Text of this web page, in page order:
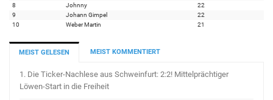
8
Johnny
22
9
Johann Gimpel
22
10
Weber Martin 21
MEIST GELESEN MEIST KOMMENTIERT
1. Die Ticker-Nachlese aus Schweinfurt: 2:2! Mittelprächtiger
Löwen-Start in die Freiheit